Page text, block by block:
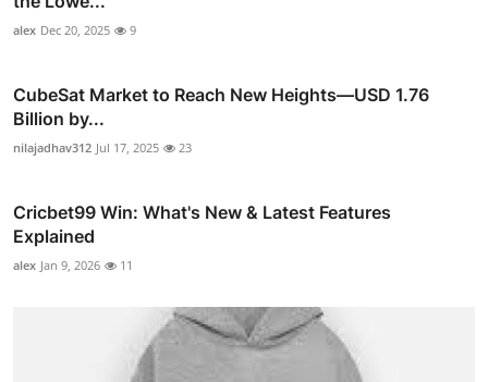
alex Dec 20, 2025 9
CubeSat Market to Reach New Heights—USD 1.76
Billion by...
nilajadhav312 Jul 17, 2025 23
Cricbet99 Win: What's New & Latest Features
Explained
alex Jan 9, 2026 11